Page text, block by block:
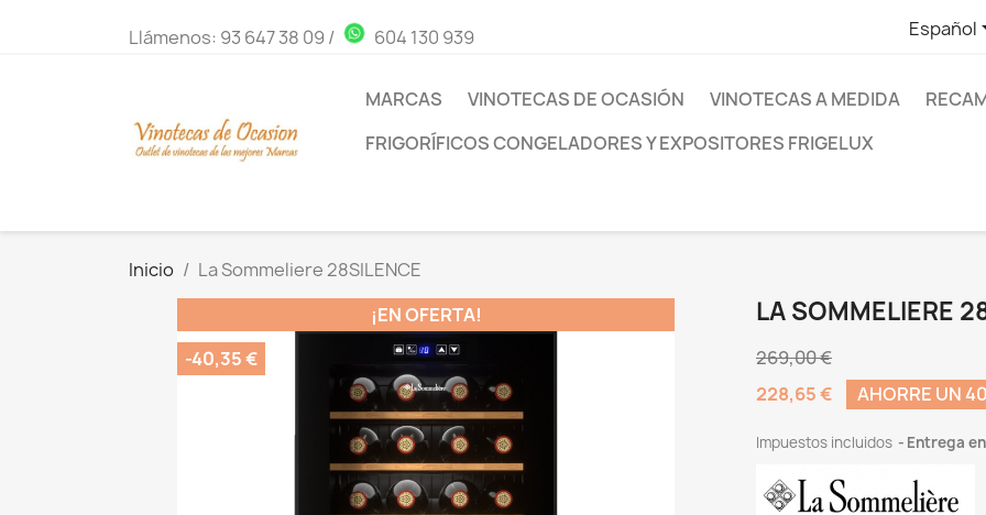
Llámenos: 93 647 38 09 / 604 130 939 Español
MARCAS VINOTECAS DE OCASIÓN VINOTECAS A MEDIDA
FRIGORÍFICOS CONGELADORES Y EXPOSITORES FRIGELUX
Inicio
La Sommeliere 28SILENCE
¡EN OFERTA!
-40,35 €
LA SOMMELIERE
269,00 €
228,65 €
AHORRE UN
Impuestos incluidos Entrega